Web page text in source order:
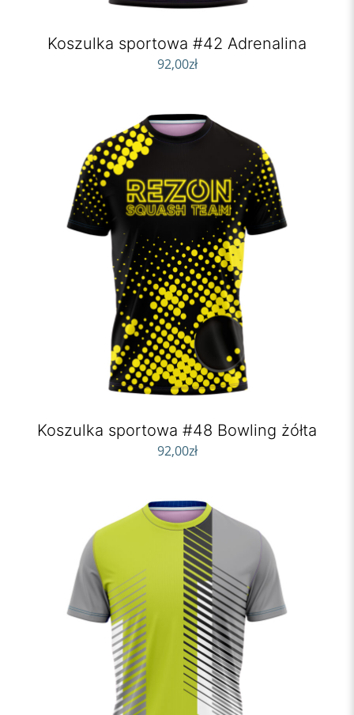
Koszulka sportowa #42 Adrenalina
92,00zł
Koszulka sportowa #48 Bowling żółta
92,00zł